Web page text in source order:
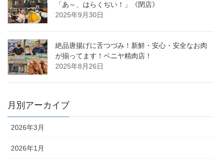
「あ～、はらくぢい！」《閉店》
2025年9月30日
絶品唐揚げに舌つづみ！新鮮・安心・安全なお肉
が揃ってます！ベニヤ精肉店！
2025年8月26日
月別アーカイブ
2026年3月
2026年1月